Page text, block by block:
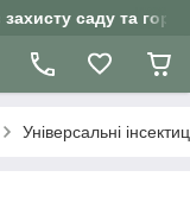
захисту саду та
Універсальні